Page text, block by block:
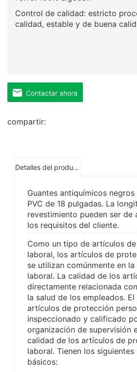
Control de calidad: estricto
calidad, estable y de buena
Contactar ahora
compartir:
Detalles del producto
Guantes antiquímicos
PVC de 18 pulgadas. La
revestimiento pueden ser de
los requisitos del cliente.
Como un tipo de artículos
laboral, los artículos de
se utilizan comúnmente en
laboral. La calidad de los
directamente relacionada
la salud de los empleados. El
artículos de protección
inspeccionado y calificado
organización de supervisión
calidad de los artículos de
laboral. Tienen los
básicos: